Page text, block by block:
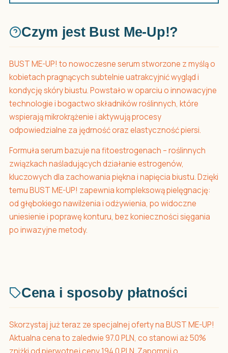
Czym jest Bust Me-Up!?
BUST ME-UP! to nowoczesne serum stworzone z myślą o
kobietach pragnących subtelnie uatrakcyjnić wygląd i
kondycję skóry biustu. Powstało w oparciu o innowacyjne
technologie i bogactwo składników roślinnych, które
wspierają mikrokrążenie i aktywują procesy
odpowiedzialne za jędrność oraz elastyczność piersi.
Formuła serum bazuje na fitoestrogenach – roślinnych
związkach naśladujących działanie estrogenów,
kluczowych dla zachowania piękna i napięcia biustu. Dzięki
temu BUST ME-UP! zapewnia kompleksową pielęgnację:
od głębokiego nawilżenia i odżywienia, po widoczne
uniesienie i poprawę konturu, bez konieczności sięgania
po inwazyjne metody.
Cena i sposoby płatności
Skorzystaj już teraz ze specjalnej oferty na BUST ME-UP!
Aktualna cena to zaledwie 97.0 PLN, co stanowi aż 50%